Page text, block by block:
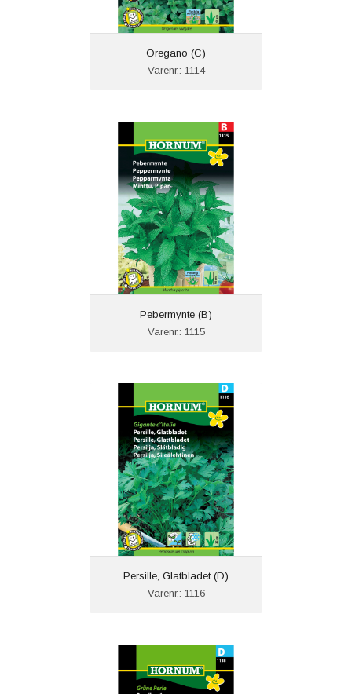
Oregano (C)
Varenr.: 1114
Pebermynte (B)
Varenr.: 1115
Persille, Glatbladet (D)
Varenr.: 1116